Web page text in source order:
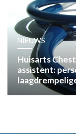
LHV
NIEUWS
Huisarts
assistent: